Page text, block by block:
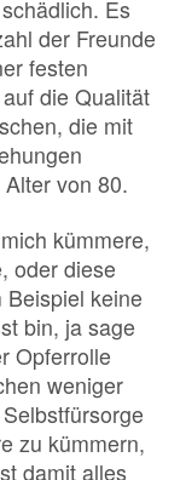
Es
der Freunde
festen
die Qualität
die mit
von 80.
kümmere,
oder diese
keine
bin, ja sage
Opferrolle
weniger
zu kümmern,
damit alles